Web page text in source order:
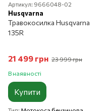
Артикул: 9666048-02
Husqvarna
Травокосилка Husqvarna
135R
21 499 грн 23 999 грн
В наявності
Купити